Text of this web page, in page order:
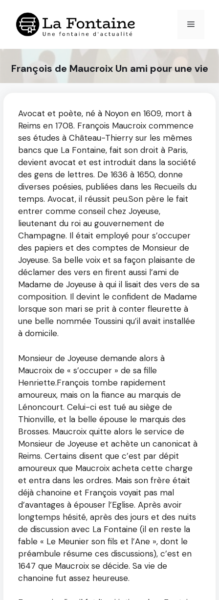
contenu
Menu
François de Maucroix Un ami pour une vie
Avocat et poète, né à Noyon en 1609, mort à
Reims en 1708. François Maucroix commence
ses études à Château-Thierry sur les mêmes
bancs que La Fontaine, fait son droit à Paris,
devient avocat et est introduit dans la société
des gens de lettres. De 1636 à 1650, donne
diverses poésies, publiées dans les Recueils du
temps. Avocat, il réussit peu.Son père le fait
entrer comme conseil chez Joyeuse,
lieutenant du roi au gouvernement de
Champagne. Il était employé pour s’occuper
des papiers et des comptes de Monsieur de
Joyeuse. Sa belle voix et sa façon plaisante de
déclamer des vers en firent aussi l’ami de
Madame de Joyeuse à qui il lisait des vers de sa
composition. Il devint le confident de Madame
lorsque son mari se prit à conter fleurette à
une belle nommée Toussini qu’il avait installée
à domicile.
Monsieur de Joyeuse demande alors à
Maucroix de « s’occuper » de sa fille
Henriette.François tombe rapidement
amoureux, mais on la fiance au marquis de
Lénoncourt. Celui-ci est tué au siège de
Thionville, et la belle épouse le marquis des
Brosses. Maucroix quitte alors le service de
Monsieur de Joyeuse et achète un canonicat à
Reims. Certains disent que c’est par dépit
amoureux que Maucroix acheta cette charge
et entra dans les ordres. Mais son frère était
déjà chanoine et François voyait pas mal
d’avantages à épouser l’Eglise. Après avoir
longtemps hésité, après des jours et des nuits
de discussion avec La Fontaine (il en reste la
fable « Le Meunier son fils et l’Ane », dont le
préambule résume ces discussions), c’est en
1647 que Maucroix se décide. Sa vie de
chanoine fut assez heureuse.